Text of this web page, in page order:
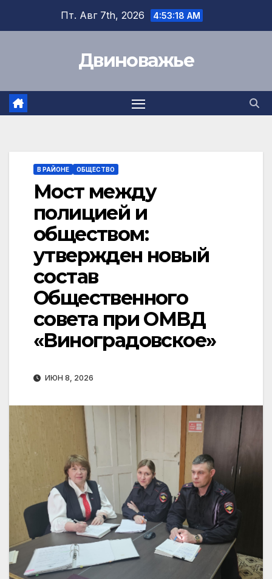
Пт. Авг 7th, 2026 4:53:18 AM
Двиноважье
В РАЙОНЕ ОБЩЕСТВО
Мост между
полицией и
обществом:
утвержден новый
состав
Общественного
совета при ОМВД
«Виноградовское»
ИЮН 8, 2026